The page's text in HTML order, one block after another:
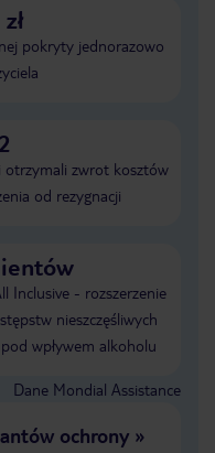
pokryty jednorazowo
otrzymali zwrot kosztów
od rezygnacji
Inclusive - rozszerzenie
nieszczęśliwych
wpływem alkoholu
Dane Mondial Assistance
ochrony»